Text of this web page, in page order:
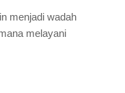
menjadi wadah
melayani